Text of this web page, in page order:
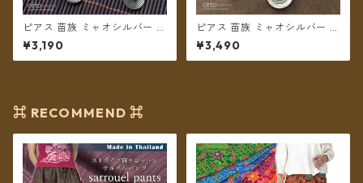
ピアス 苗族 ミャオシルバー フ
ラワー刺繍 丸型 【メール便送
料無料】
¥3,190
ピアス 苗族 ミャオシルバー 刺
繍古布 月型 【メール便送料無
料】
¥3,490
⌘ RECOMMEND ⌘